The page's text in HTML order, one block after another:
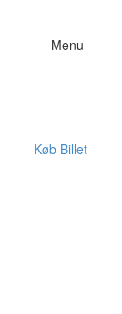
Menu
Køb Billet